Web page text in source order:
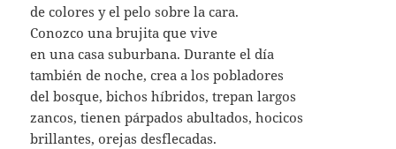
de colores y el pelo sobre la cara.
Conozco una brujita que vive
en una casa suburbana. Durante el día
también de noche, crea a los pobladores
del bosque, bichos híbridos, trepan largos
zancos, tienen párpados abultados, hocicos
brillantes, orejas desflecadas.